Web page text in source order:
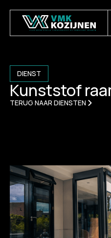
DIENST
Kunststof
TERUG NAAR DIENSTEN